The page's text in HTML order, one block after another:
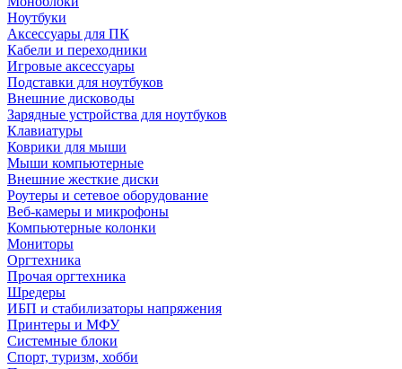
Ноутбуки
Аксессуары для ПК
Кабели и переходники
Игровые аксессуары
Подставки для ноутбуков
Внешние дисководы
Зарядные устройства для ноутбуков
Клавиатуры
Коврики для мыши
Мыши компьютерные
Внешние жесткие диски
Роутеры и сетевое оборудование
Веб-камеры и микрофоны
Компьютерные колонки
Мониторы
Оргтехника
Прочая оргтехника
Шредеры
ИБП и стабилизаторы напряжения
Принтеры и МФУ
Системные блоки
Спорт, туризм, хобби